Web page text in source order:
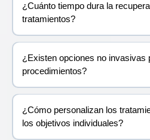
¿Cuánto tiempo dura la
tratamientos?
¿Existen opciones no invasivas
procedimientos?
¿Cómo personalizan los
los objetivos individuales?